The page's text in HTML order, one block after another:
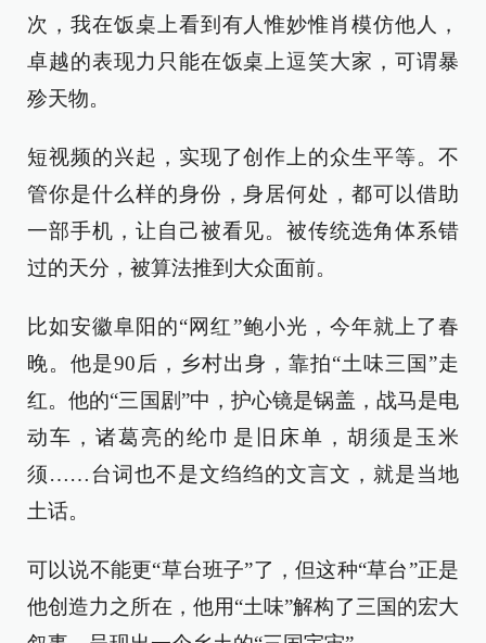
次，我在饭桌上看到有人惟妙惟肖模仿他人，
卓越的表现力只能在饭桌上逗笑大家，可谓暴
殄天物。
短视频的兴起，实现了创作上的众生平等。不
管你是什么样的身份，身居何处，都可以借助
一部手机，让自己被看见。被传统选角体系错
过的天分，被算法推到大众面前。
比如安徽阜阳的“网红”鲍小光，今年就上了春
晚。他是90后，乡村出身，靠拍“土味三国”走
红。他的“三国剧”中，护心镜是锅盖，战马是电
动车，诸葛亮的纶巾是旧床单，胡须是玉米
须……台词也不是文绉绉的文言文，就是当地
土话。
可以说不能更“草台班子”了，但这种“草台”正是
他创造力之所在，他用“土味”解构了三国的宏大